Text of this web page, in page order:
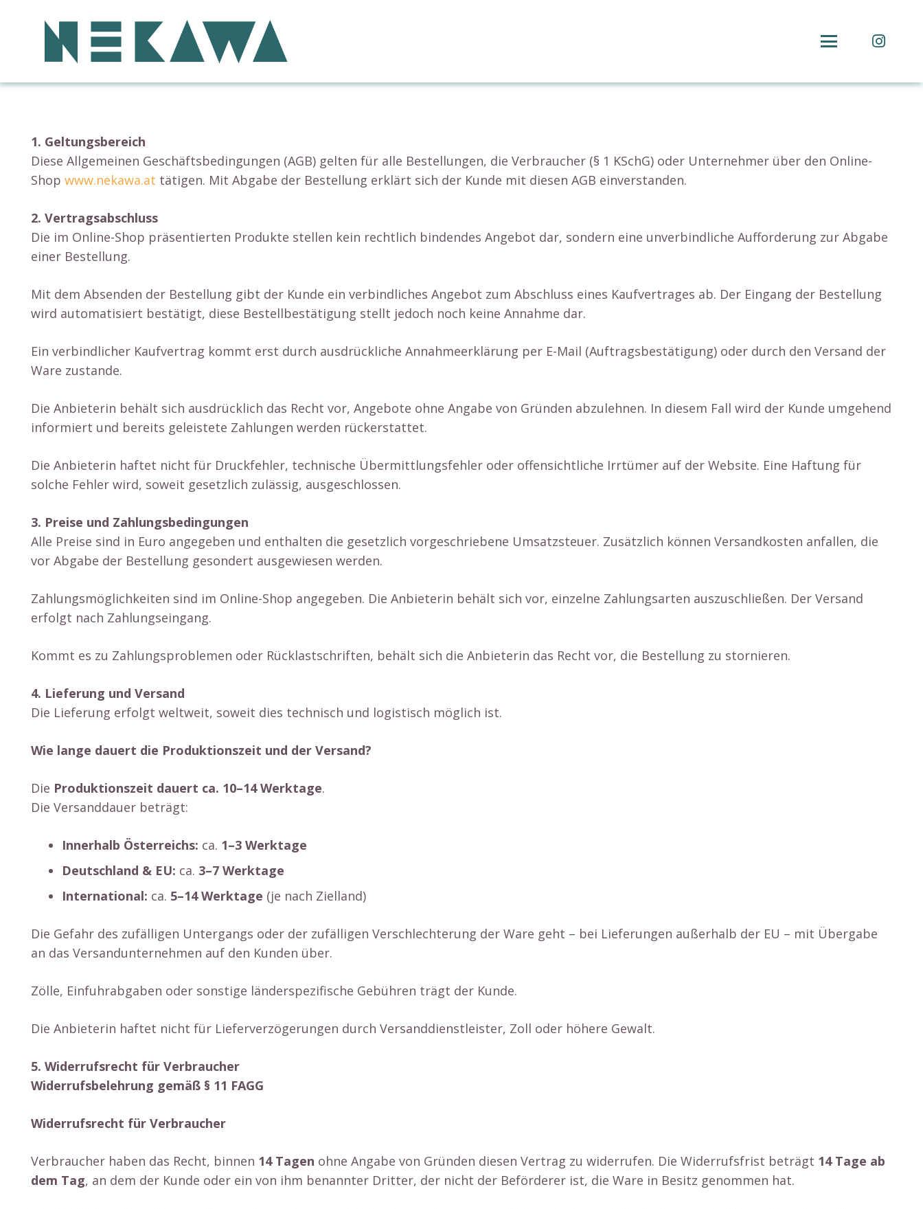
1. Geltungsbereich
Diese Allgemeinen Geschäftsbedingungen (AGB) gelten für alle Bestellungen, die Verbraucher (§ 1 KSchG) oder Unternehmer über den Online-
Shop www.nekawa.at tätigen. Mit Abgabe der Bestellung erklärt sich der Kunde mit diesen AGB einverstanden.
2. Vertragsabschluss
Die im Online-Shop präsentierten Produkte stellen kein rechtlich bindendes Angebot dar, sondern eine unverbindliche Aufforderung zur Abgabe
einer Bestellung.
Mit dem Absenden der Bestellung gibt der Kunde ein verbindliches Angebot zum Abschluss eines Kaufvertrages ab. Der Eingang der Bestellung
wird automatisiert bestätigt, diese Bestellbestätigung stellt jedoch noch keine Annahme dar.
Ein verbindlicher Kaufvertrag kommt erst durch ausdrückliche Annahmeerklärung per E-Mail (Auftragsbestätigung) oder durch den Versand der
Ware zustande.
Die Anbieterin behält sich ausdrücklich das Recht vor, Angebote ohne Angabe von Gründen abzulehnen. In diesem Fall wird der Kunde umgehend
informiert und bereits geleistete Zahlungen werden rückerstattet.
Die Anbieterin haftet nicht für Druckfehler, technische Übermittlungsfehler oder offensichtliche Irrtümer auf der Website. Eine Haftung für
solche Fehler wird, soweit gesetzlich zulässig, ausgeschlossen.
3. Preise und Zahlungsbedingungen
Alle Preise sind in Euro angegeben und enthalten die gesetzlich vorgeschriebene Umsatzsteuer. Zusätzlich können Versandkosten anfallen, die
vor Abgabe der Bestellung gesondert ausgewiesen werden.
Zahlungsmöglichkeiten sind im Online-Shop angegeben. Die Anbieterin behält sich vor, einzelne Zahlungsarten auszuschließen. Der Versand
erfolgt nach Zahlungseingang.
Kommt es zu Zahlungsproblemen oder Rücklastschriften, behält sich die Anbieterin das Recht vor, die Bestellung zu stornieren.
4. Lieferung und Versand
Die Lieferung erfolgt weltweit, soweit dies technisch und logistisch möglich ist.
Wie lange dauert die Produktionszeit und der Versand?
Die Produktionszeit dauert ca. 10–14 Werktage.
Die Versanddauer beträgt:
Innerhalb Österreichs: ca. 1–3 Werktage
Deutschland & EU: ca. 3–7 Werktage
International: ca. 5–14 Werktage (je nach Zielland)
Die Gefahr des zufälligen Untergangs oder der zufälligen Verschlechterung der Ware geht – bei Lieferungen außerhalb der EU – mit Übergabe
an das Versandunternehmen auf den Kunden über.
Zölle, Einfuhrabgaben oder sonstige länderspezifische Gebühren trägt der Kunde.
Die Anbieterin haftet nicht für Lieferverzögerungen durch Versanddienstleister, Zoll oder höhere Gewalt.
5. Widerrufsrecht für Verbraucher
Widerrufsbelehrung gemäß § 11 FAGG
Widerrufsrecht für Verbraucher
Verbraucher haben das Recht, binnen 14 Tagen ohne Angabe von Gründen diesen Vertrag zu widerrufen. Die Widerrufsfrist beträgt 14 Tage ab
dem Tag, an dem der Kunde oder ein von ihm benannter Dritter, der nicht der Beförderer ist, die Ware in Besitz genommen hat.